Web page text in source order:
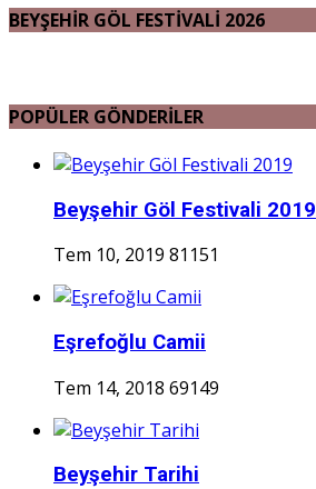
BEYŞEHİR GÖL FESTİVALİ 2026
POPÜLER GÖNDERİLER
Beyşehir Göl Festivali 2019
Tem 10, 2019 81151
Eşrefoğlu Camii
Tem 14, 2018 69149
Beyşehir Tarihi